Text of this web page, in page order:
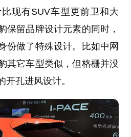
现有SUV车型更前卫和大
保留品牌设计元素的同时，
份做了特殊设计。比如中网
其它车型类似，但格栅并没
开孔进风设计。